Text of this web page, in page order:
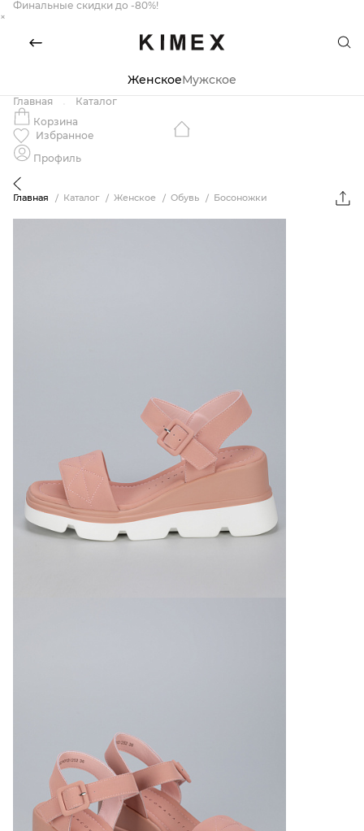
Финальные скидки до -80%!
×
ЖенскоеМужское
Главная
Каталог
Корзина
Избранное
Профиль
Главная Каталог Женское Обувь Босоножки